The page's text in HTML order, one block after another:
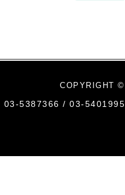
COPYRIGHT ©
03-5387366 / 03-5401995